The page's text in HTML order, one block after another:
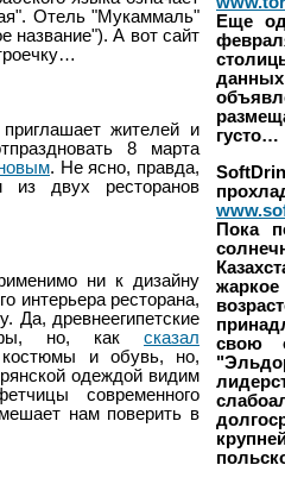
Отель "Мукаммаль"
название"). А вот сайт
жителей и
8 марта
. Не ясно, правда,
двух ресторанов
ни к дизайну
интерьера ресторана,
Да, древнеегипетские
но, как сказал
и обувь, но,
одеждой видим
современного
нам поверить в
Еще
густо…
Пока
свою